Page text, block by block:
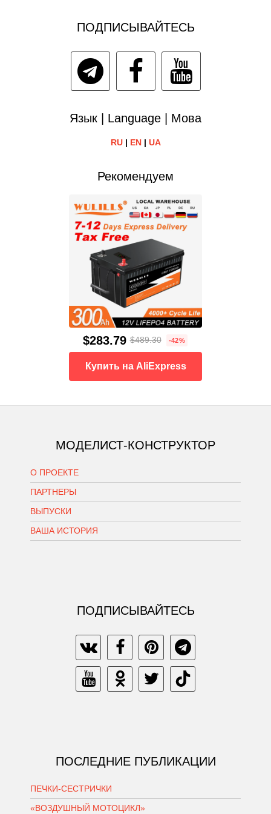
ПОДПИСЫВАЙТЕСЬ
Язык | Language | Мова
RU| EN| UA
Рекомендуем
$283.79 $489.30 -42%
Купить на AliExpress
МОДЕЛИСТ-КОНСТРУКТОР
О ПРОЕКТЕ
ПАРТНЕРЫ
ВЫПУСКИ
ВАША ИСТОРИЯ
ПОДПИСЫВАЙТЕСЬ
ПОСЛЕДНИЕ ПУБЛИКАЦИИ
ПЕЧКИ-СЕСТРИЧКИ
«ВОЗДУШНЫЙ МОТОЦИКЛ»